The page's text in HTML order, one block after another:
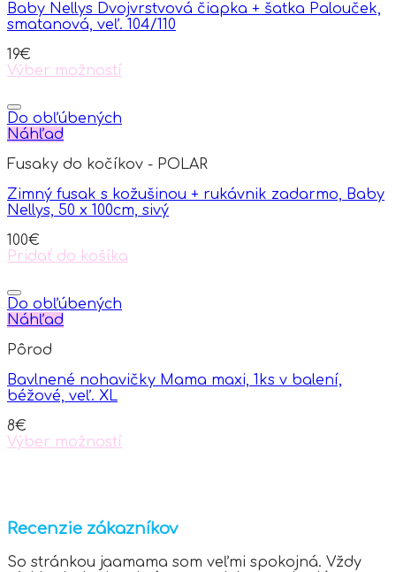
may
be
on
the
page
Baby Nellys Dvojvrstvová čiapka + šatka Palouček,
smatanová, veľ. 104/110
19€
Výber možností
product
has
multiple
The
may
be
on
the
page
Do obľúbených
Náhľad
Fusaky do kočíkov - POLAR
Zimný fusak s kožušinou + rukávnik zadarmo, Baby
Nellys, 50 x 100cm, sivý
100€
Pridať do košíka
Do obľúbených
Náhľad
Pôrod
Bavlnené nohavičky Mama maxi, 1ks v balení,
béžové, veľ. XL
8€
Výber možností
variants.
The
options
may
Recenzie zákazníkov
So stránkou jaamama som veľmi spokojná. Vždy